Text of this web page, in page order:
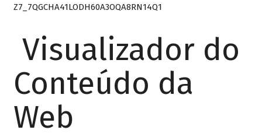
Z7_7QGCHA41LODH60A3OQA8RN14Q1
Visualizador do
Conteúdo da
Web